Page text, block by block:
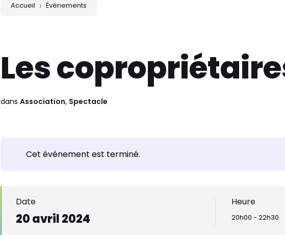
Accueil Événements
Les
dans Association, Spectacle
Cet événement est terminé.
Date
20 avril 2024
Heure
20h00 - 22h30